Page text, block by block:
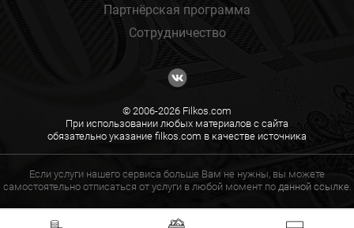
Партнёрская программа
Сотрудничество
© 2006-2026 Filkos.com
При использовании любых материалов с сайта
обязательно указание filkos.com в качестве источника
Если услуги нашего сервиса больше Вам не нужны, вы можете
самостоятельно отписаться от услуги в любой момент по данной ссылке.